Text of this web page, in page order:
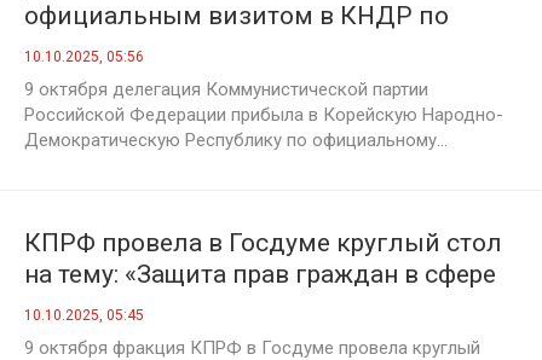
официальным визитом в КНДР по
случаю 80-летия основания Трудовой
партии Кореи
10.10.2025, 05:56
9 октября делегация Коммунистической партии
Российской Федерации прибыла в Корейскую Народно-
Демократическую Республику по официальному...
КПРФ провела в Госдуме круглый стол
на тему: «Защита прав граждан в сфере
юридических услуг: роль государства и
профессиональных сообществ»
10.10.2025, 05:45
9 октября фракция КПРФ в Госдуме провела круглый